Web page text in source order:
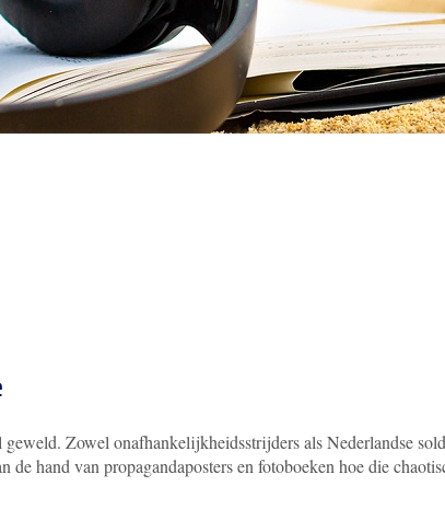
Zowel onafhankelijkheidsstrijders als Nederlandse
de hand van propagandaposters en fotoboeken hoe die